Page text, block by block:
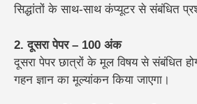
सिद्धांतों के साथ-साथ कंप्यूटर से संबंधित
2. दूसरा पेपर – 100 अंक
दूसरा पेपर छात्रों के मूल विषय से संबंधित
गहन ज्ञान का मूल्यांकन किया जाएगा।